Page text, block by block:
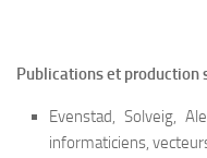
Publications et production
Evenstad, Solveig,
informaticiens,